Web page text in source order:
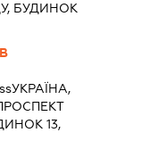
БУДИНОК
УКРАЇНА,
13,